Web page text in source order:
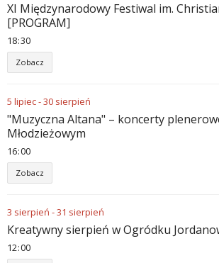
XI Międzynarodowy Festiwal im.
[PROGRAM]
18:30
Zobacz
5 lipiec-30 sierpień
"Muzyczna Altana" – koncerty
Młodzieżowym
16:00
Zobacz
3 sierpień -31 sierpień
Kreatywny sierpień w Ogródku
12:00